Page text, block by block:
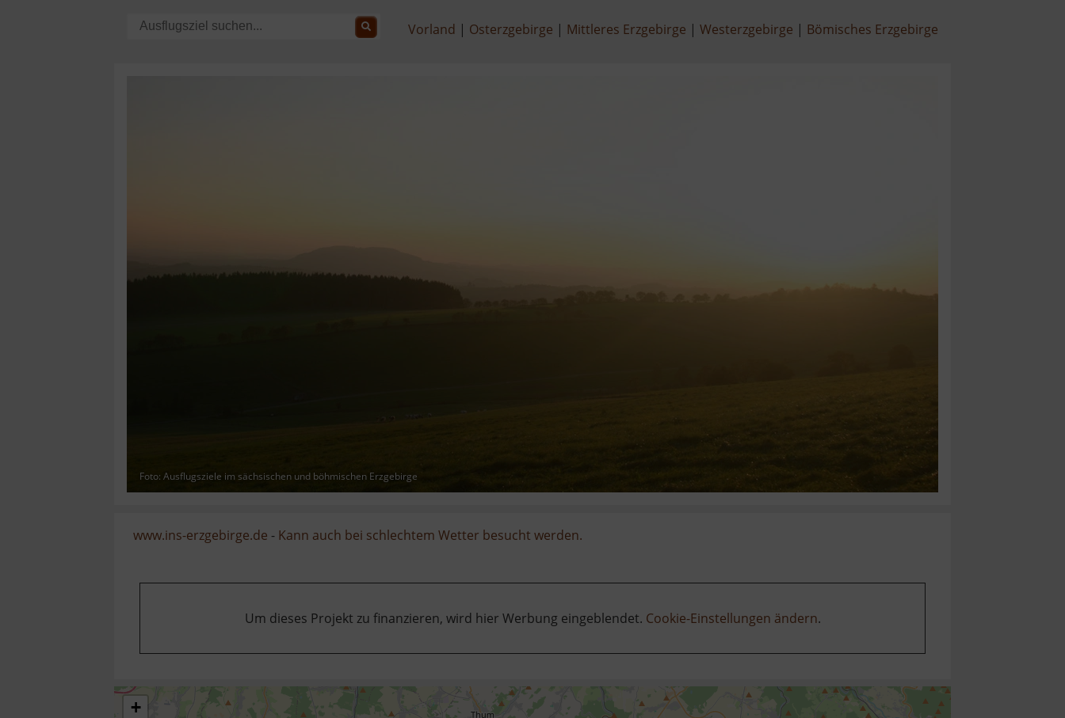
Vorland Osterzgebirge Mittleres Erzgebirge Westerzgebirge Bömisches Erzgebirge
Foto: Ausflugsziele im sächsischen und böhmischen Erzgebirge
www.ins-erzgebirge.de - Kann auch bei schlechtem Wetter besucht werden.
Um dieses Projekt zu finanzieren, wird hier Werbung eingeblendet. Cookie-Einstellungen ändern.
+